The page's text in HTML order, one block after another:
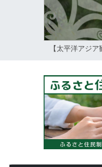
【太平洋アジ